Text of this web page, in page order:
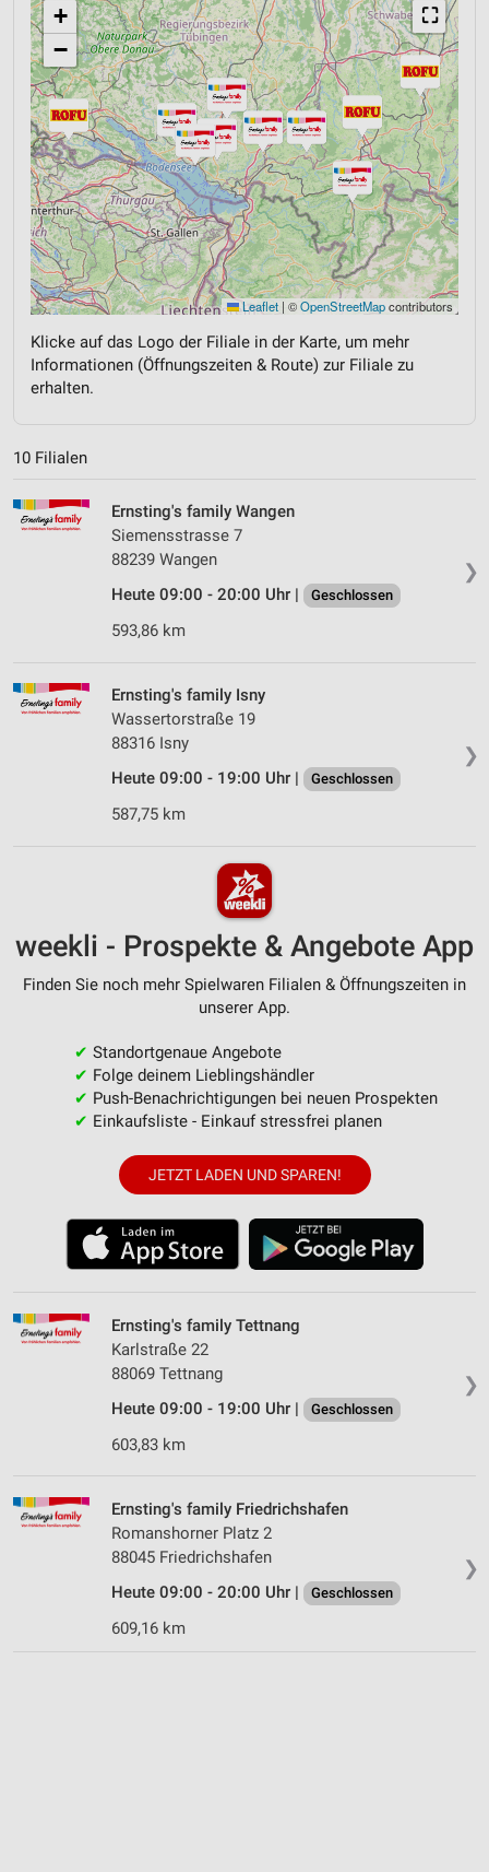
⛶
+
−
Leaflet | ©OpenStreetMapcontributors
Klicke auf das Logo der Filiale in der Karte, um mehr
Informationen (Öffnungszeiten & Route) zur Filiale zu
erhalten.
10 Filialen
❯
Ernsting's family Wangen
Siemensstrasse 7
88239 Wangen
Heute 09:00 - 20:00 Uhr |
Geschlossen
593,86 km
❯
Ernsting's family Isny
Wassertorstraße 19
88316 Isny
Heute 09:00 - 19:00 Uhr |
Geschlossen
587,75 km
weekli - Prospekte & Angebote App
Finden Sie noch mehr Spielwaren Filialen & Öffnungszeiten in
unserer App.
✔ Standortgenaue Angebote
✔ Folge deinem Lieblingshändler
✔ Push-Benachrichtigungen bei neuen Prospekten
✔ Einkaufsliste - Einkauf stressfrei planen
JETZT LADEN UND SPAREN!
❯
Ernsting's family Tettnang
Karlstraße 22
88069 Tettnang
Heute 09:00 - 19:00 Uhr |
Geschlossen
603,83 km
❯
Ernsting's family Friedrichshafen
Romanshorner Platz 2
88045 Friedrichshafen
Heute 09:00 - 20:00 Uhr |
Geschlossen
609,16 km